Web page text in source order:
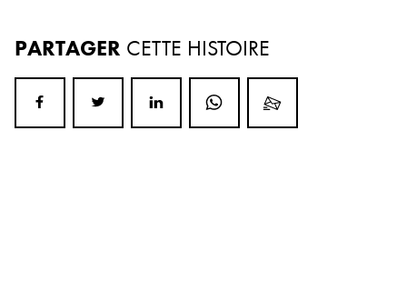
PARTAGER CETTE HISTOIRE